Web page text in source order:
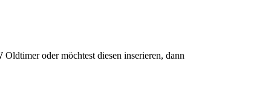
oder möchtest diesen inserieren, dann